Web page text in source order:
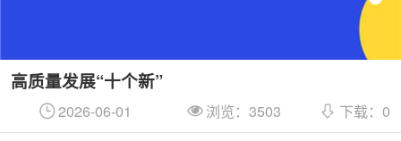
高质量发展“十个新”
2026-06-01 浏览：3503 下载：0